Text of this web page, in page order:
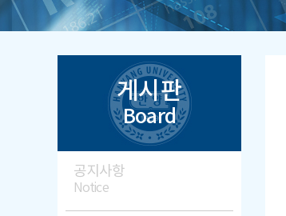
게시판
Board
공지사항
Notice